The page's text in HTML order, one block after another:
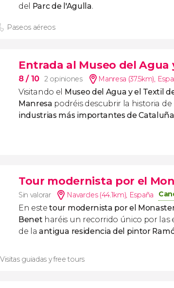
del Parc de l'Agulla.
Paseos aéreos
Entrada al Museo del Agua
8/ 10 2 opiniones Manresa (37.5km),
Visitando el Museo del Agua y el Textil
Manresa podréis descubrir la historia de
industrias más importantes de Cataluña
Tour modernista por el
Sin valorar Navarcles (44.1km), España
En estetour modernista por el
Benet haréis un recorrido único por las
de laantigua residencia del pintor
Visitas guiadas y free tours